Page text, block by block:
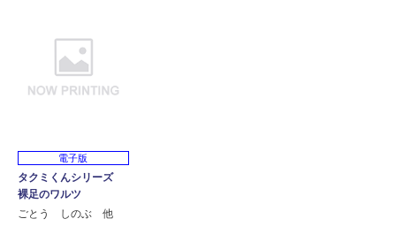
電子版
タクミくんシリーズ
裸足のワルツ
ごとう しのぶ 他